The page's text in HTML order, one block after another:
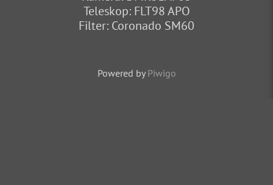
Teleskop: FLT98 APO
Filter: Coronado SM60
Powered by Piwigo